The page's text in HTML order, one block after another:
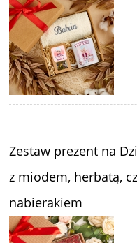
Zestaw prezent na
z miodem, herbatą,
nabierakiem